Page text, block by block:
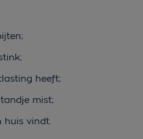
heeft;
mist;
huis vindt.